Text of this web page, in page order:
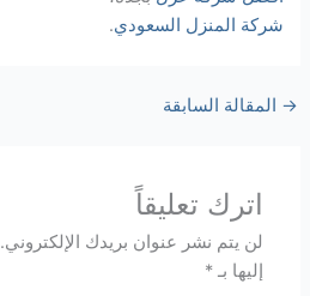
شركة المنزل السعودي.
→ المقالة السابقة
اترك تعليقاً
لن يتم نشر عنوان بريدك الإلكتروني.
إليها بـ*